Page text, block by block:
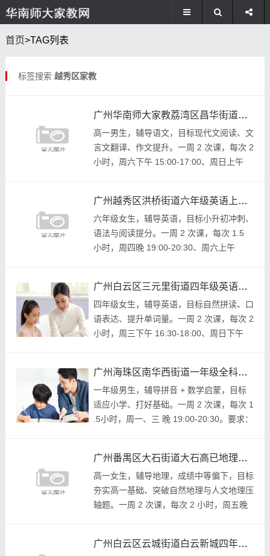
首页>TAG列表
标签搜索 越秀区家教
广州华南师大家教荔湾区昌华街道高中语文家教
高一男生，辅导语文，目标现代文阅读、文
言文翻译、作文提升。一周 2 次课，每次 2
小时，周六下午 15:00-17:00、周日上午
广州越秀区洪桥街道六年级英语上门家教
六年级女生，辅导英语，目标小升初冲刺、
语法与阅读提分。一周 2 次课，每次 1.5
小时，周四晚 19:00-20:30、周六上午
广州白云区三元里街道四年级英语大学生上门家教
四年级女生，辅导英语，目标自然拼读、口
语表达、提升单词量。一周 2 次课，每次 2
小时，周三下午 16:30-18:00、周日下午
广州海珠区南华西街道一年级全科大学生家教
一年级男生，辅导拼音 + 数学启蒙，目标
适应小学、打好基础。一周 2 次课，每次 1
.5小时，周一、三 晚 19:00-20:30。要求：
广州番禺区大石街道大石高已地理大学生家教
高一女生，辅导地理，成绩中等偏下，目标
夯实高一基础、突破自然地理与人文地理压
轴题。一周 2 次课，每次 2 小时，周五晚
广州白云区云城街道白云新城四年级奥数大学生家教